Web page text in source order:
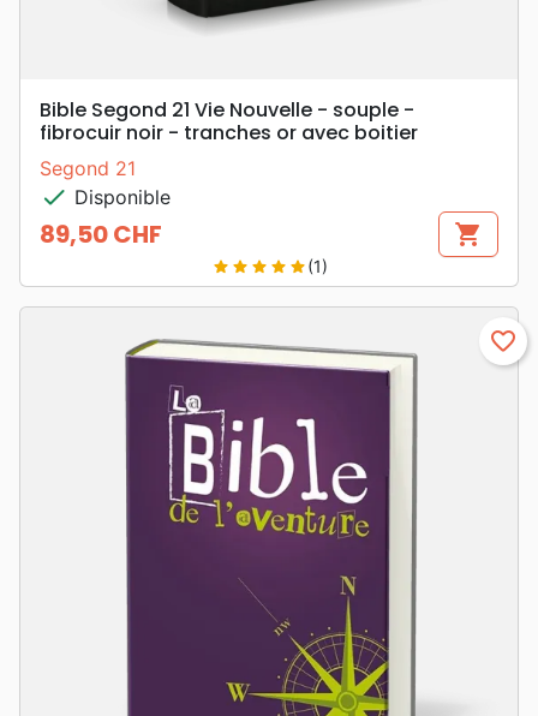
Bible Segond 21 Vie Nouvelle - souple -
fibrocuir noir - tranches or avec boitier
Segond 21
check Disponible
Prix
89,50 CHF shopping_cart
star star star star star(1)
favorite_border